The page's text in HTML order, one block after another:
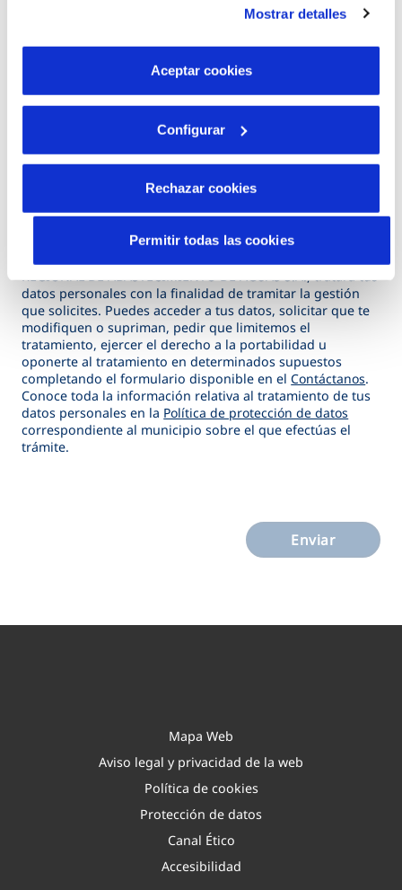
son indispensables para que el sitio web funcione y que
por tanto no se pueden desactivar. Puedes consultar
más información en nuestraPolítica de Cookies
Mostrar detalles
Aceptar cookies
Configurar
Rechazar cookies
Permitir todas las cookies
d
n
a
r
c
h
i
v
o
s
Te informamos que Veolia, marca comercial de
REGIONAL DE ABASTECIMIENTO DE AGUAS S.A., tratará tus
datos personales con la finalidad de tramitar la gestión
que solicites. Puedes acceder a tus datos, solicitar que te
modifiquen o supriman, pedir que limitemos el
tratamiento, ejercer el derecho a la portabilidad u
oponerte al tratamiento en determinados supuestos
completando el formulario disponible en elContáctanos.
Conoce toda la información relativa al tratamiento de tus
datos personales en la Política de protección de datos
correspondiente al municipio sobre el que efectúas el
trámite.
Enviar
Mapa Web
Aviso legal y privacidad de la web
Política de cookies
Protección de datos
Canal Ético
Accesibilidad